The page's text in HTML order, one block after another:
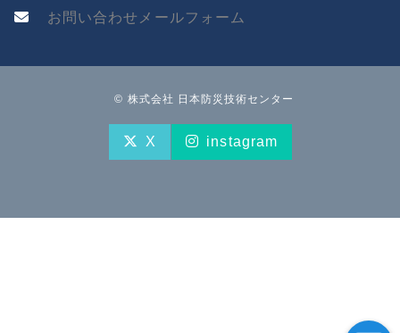
お問い合わせメールフォーム
© 株式会社 日本防災技術センター
X instagram